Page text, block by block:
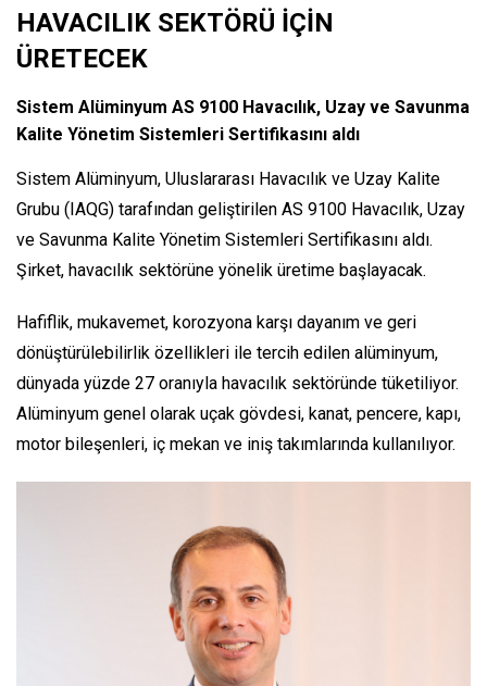
HAVACILIK SEKTÖRÜ İÇİN
ÜRETECEK
Sistem Alüminyum AS 9100 Havacılık, Uzay ve Savunma
Kalite Yönetim Sistemleri Sertifikasını aldı
Sistem Alüminyum, Uluslararası Havacılık ve Uzay Kalite
Grubu (IAQG) tarafından geliştirilen AS 9100 Havacılık, Uzay
ve Savunma Kalite Yönetim Sistemleri Sertifikasını aldı.
Şirket, havacılık sektörüne yönelik üretime başlayacak.
Hafiflik, mukavemet, korozyona karşı dayanım ve geri
dönüştürülebilirlik özellikleri ile tercih edilen alüminyum,
dünyada yüzde 27 oranıyla havacılık sektöründe tüketiliyor.
Alüminyum genel olarak uçak gövdesi, kanat, pencere, kapı,
motor bileşenleri, iç mekan ve iniş takımlarında kullanılıyor.